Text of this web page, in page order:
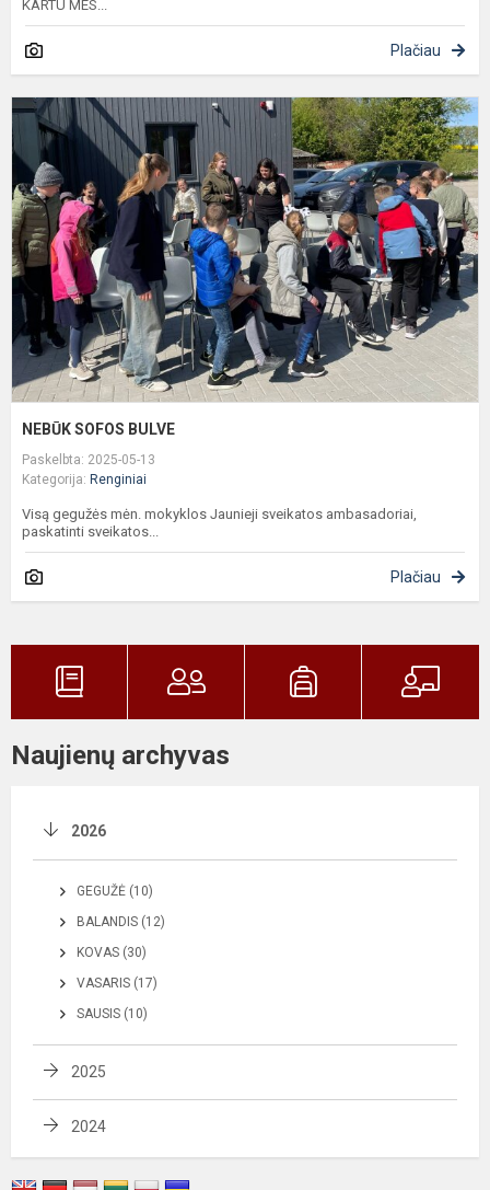
KARTU MES...
Plačiau
NEBŪK SOFOS BULVE
Paskelbta: 2025-05-13
Kategorija: Renginiai
Visą gegužės mėn. mokyklos Jaunieji sveikatos ambasadoriai,
paskatinti sveikatos...
Plačiau
Naujienų archyvas
2026
GEGUŽĖ (10)
BALANDIS (12)
KOVAS (30)
VASARIS (17)
SAUSIS (10)
2025
2024